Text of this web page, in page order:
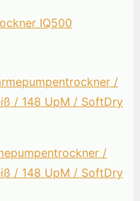
IQ500
/
/ 148 UpM / SoftDry